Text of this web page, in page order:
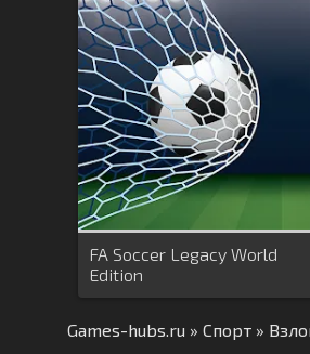
FA Soccer Legacy World
Edition
Games-hubs.ru » Спорт »